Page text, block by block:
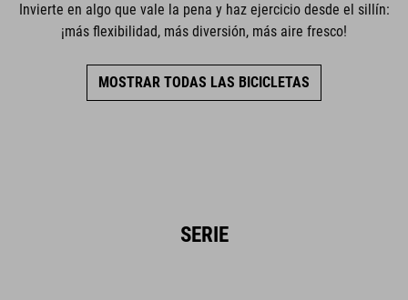
Invierte en algo que vale la pena y haz ejercicio desde el sillín:
¡más flexibilidad, más diversión, más aire fresco!
MOSTRAR TODAS LAS BICICLETAS
SERIE